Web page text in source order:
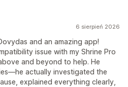
6 sierpień 2026
and an amazing app!
issue with my Shrine Pro
and beyond to help. He
actually investigated the
explained everything clearly,